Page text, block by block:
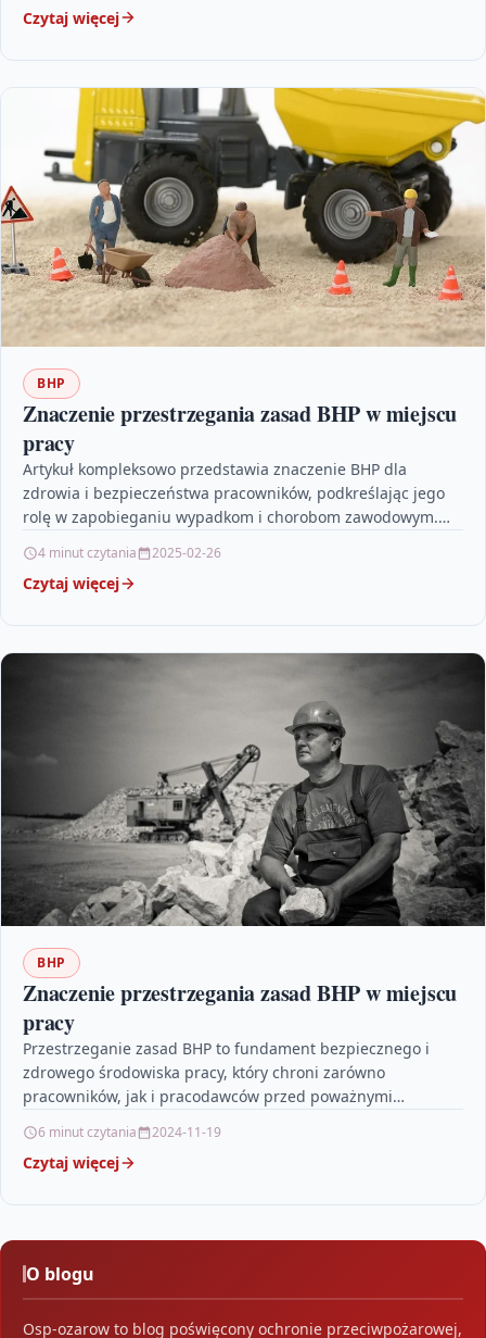
Czytaj więcej
BHP
Znaczenie przestrzegania zasad BHP w miejscu
pracy
Artykuł kompleksowo przedstawia znaczenie BHP dla
zdrowia i bezpieczeństwa pracowników, podkreślając jego
rolę w zapobieganiu wypadkom i chorobom zawodowym.
4 minut czytania 2025-02-26
Czytaj więcej
BHP
Znaczenie przestrzegania zasad BHP w miejscu
pracy
Przestrzeganie zasad BHP to fundament bezpiecznego i
zdrowego środowiska pracy, który chroni zarówno
pracowników, jak i pracodawców przed poważnymi
6 minut czytania 2024-11-19
Czytaj więcej
O blogu
Osp-ozarow to blog poświęcony ochronie przeciwpożarowej,